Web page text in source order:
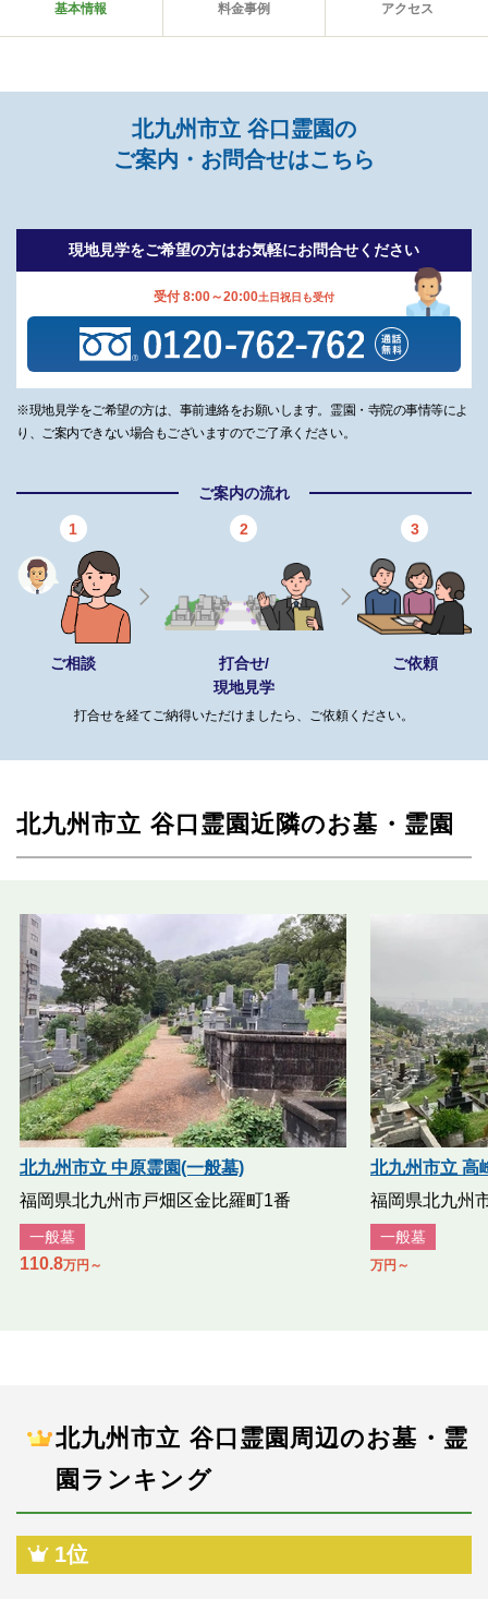
基本情報 料金事例 アクセス
北九州市立 谷口霊園の
ご案内・お問合せはこちら
現地見学をご希望の方はお気軽にお問合せください
受付 8:00～20:00土日祝日も受付
※現地見学をご希望の方は、事前連絡をお願いします。霊園・寺院の事情等によ
り、ご案内できない場合もございますのでご了承ください。
ご案内の流れ
1
ご相談
2
打合せ/
現地見学
3
ご依頼
打合せを経てご納得いただけましたら、ご依頼ください。
北九州市立 谷口霊園近隣のお墓・霊園
北九州市立 中原霊園(一般墓)
福岡県北九州市戸畑区金比羅町1番
一般墓
110.8万円～
北九州市立 高
福岡県北九州
一般墓
万円～
北九州市立 谷口霊園周辺のお墓・霊
園ランキング
1位